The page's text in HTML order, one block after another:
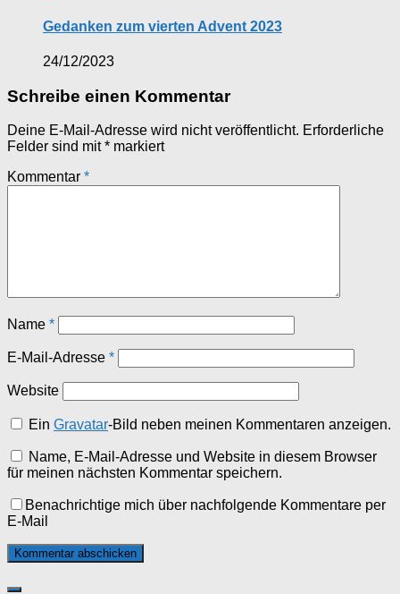
Gedanken zum vierten Advent 2023
24/12/2023
Schreibe einen Kommentar
Deine E-Mail-Adresse wird nicht veröffentlicht. Erforderliche
Felder sind mit* markiert
Kommentar *
Name *
E-Mail-Adresse *
Website
EinGravatar-Bild neben meinen Kommentaren anzeigen.
Name, E-Mail-Adresse und Website in diesem Browser
für meinen nächsten Kommentar speichern.
Benachrichtige mich über nachfolgende Kommentare per
E-Mail